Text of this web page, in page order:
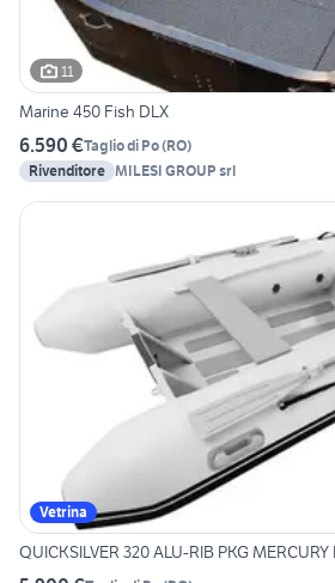
11
Marine 450 Fish DLX
6.590 €Taglio di Po(RO)
Rivenditore MILESI GROUP srl
Vetrina
QUICKSILVER 320 ALU-RIB PKG